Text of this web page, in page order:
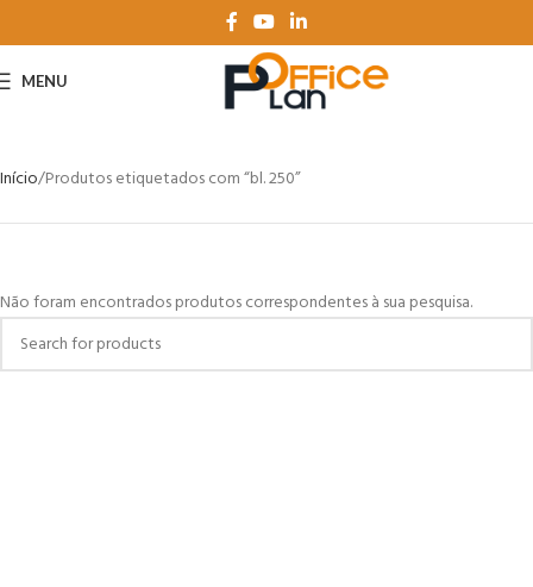
MENU
Início Produtos etiquetados com “bl. 250”
Não foram encontrados produtos correspondentes à sua pesquisa.